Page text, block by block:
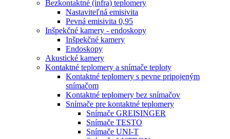
Bezkontaktné (infra) teplomery
Nastaviteľná emisivita
Pevná emisivita 0,95
Inšpekčné kamery - endoskopy
Inšpekčné kamery
Endoskopy
Akustické kamery
Kontaktné teplomery a snímače teploty
Kontaktné teplomery s pevne pripojeným
snímačom
Kontaktné teplomery bez snímačov
Snímače pre kontaktné teplomery
Snímače GREISINGER
Snímače TESTO
Snímače UNI-T